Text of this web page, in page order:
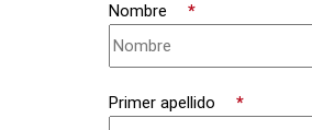
Nombre *
Primer apellido *